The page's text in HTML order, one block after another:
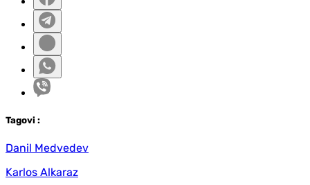
Tagovi :
Danil Medvedev
Karlos Alkaraz